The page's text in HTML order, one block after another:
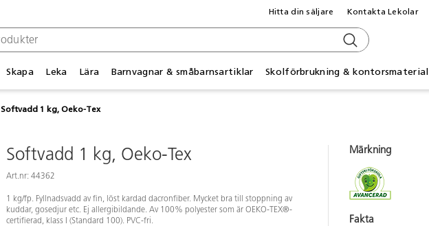
Skapa Leka Lära Barnvagnar & småbarnsartiklar Skolförbrukning & kontorsmaterial
Hitta din säljare Kontakta Lekolar
Softvadd 1 kg, Oeko-Tex
Softvadd 1 kg, Oeko-Tex
Art.nr: 44362
1 kg/fp. Fyllnadsvadd av fin, löst kardad dacronfiber. Mycket bra till stoppning av
kuddar, gosedjur etc. Ej allergibildande. Av 100% polyester som är OEKO-TEX®-
certifierad, klass I (Standard 100). PVC-fri.
Märkning
Fakta